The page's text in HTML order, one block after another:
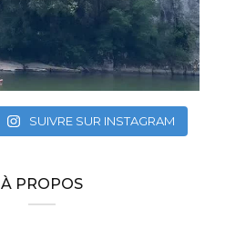
SUIVRE SUR INSTAGRAM
À PROPOS